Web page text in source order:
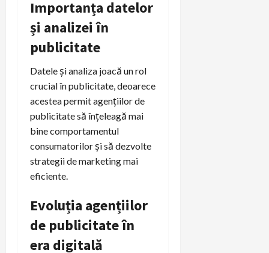
Importanța datelor
și analizei în
publicitate
Datele și analiza joacă un rol
crucial în publicitate, deoarece
acestea permit agențiilor de
publicitate să înțeleagă mai
bine comportamentul
consumatorilor și să dezvolte
strategii de marketing mai
eficiente.
Evoluția agențiilor
de publicitate în
era digitală